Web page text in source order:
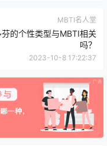
MBTI名人堂
芬的个性类型与MBTI相关
吗？
2023-10-8 17:22:37